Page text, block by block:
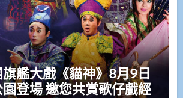
艦大戲《貓神》8月9日
登場 邀您共賞歌仔戲經